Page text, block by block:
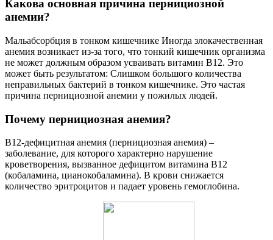
Какова основная причина пернициозной
анемии?
Мальабсорбция в тонком кишечнике Иногда злокачественная
анемия возникает из-за того, что тонкий кишечник организма
не может должным образом усваивать витамин B12. Это
может быть результатом: Слишком большого количества
неправильных бактерий в тонком кишечнике. Это частая
причина пернициозной анемии у пожилых людей.
Почему пернициозная анемия?
В12-дефицитная анемия (пернициозная анемия) –
заболевание, для которого характерно нарушение
кроветворения, вызванное дефицитом витамина В12
(кобаламина, цианокобаламина). В крови снижается
количество эритроцитов и падает уровень гемоглобина.